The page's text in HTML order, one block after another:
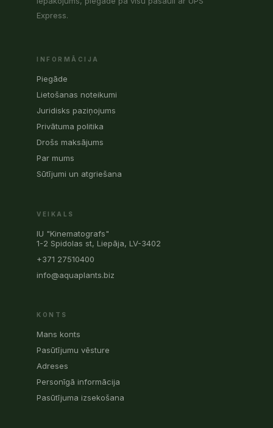
Express.
INFORMĀCIJA
Piegāde
Lietošanas noteikumi
Juridisks paziņojums
Privātuma politika
Drošs maksājums
Par mums
Sūtījumi un atgriešana
VEIKALS
IU "Kinematografs"
1-2 Spidolas st, Liepāja, LV-3402
+371 27510400
info@aquaplants.biz
KONTS
Mans konts
Pasūtījumu vēsture
Adreses
Personīgā informācija
Pasūtījuma izsekošana